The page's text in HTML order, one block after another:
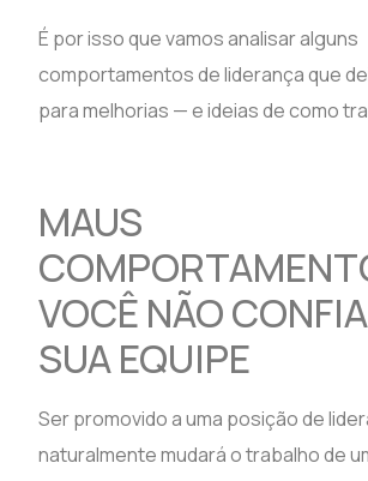
É por isso que vamos analisar alguns
comportamentos de liderança que
para melhorias — e ideias de como
MAUS
VOCÊ NÃO
SUA EQUIPE
Ser promovido a uma posição de
naturalmente mudará o trabalho de